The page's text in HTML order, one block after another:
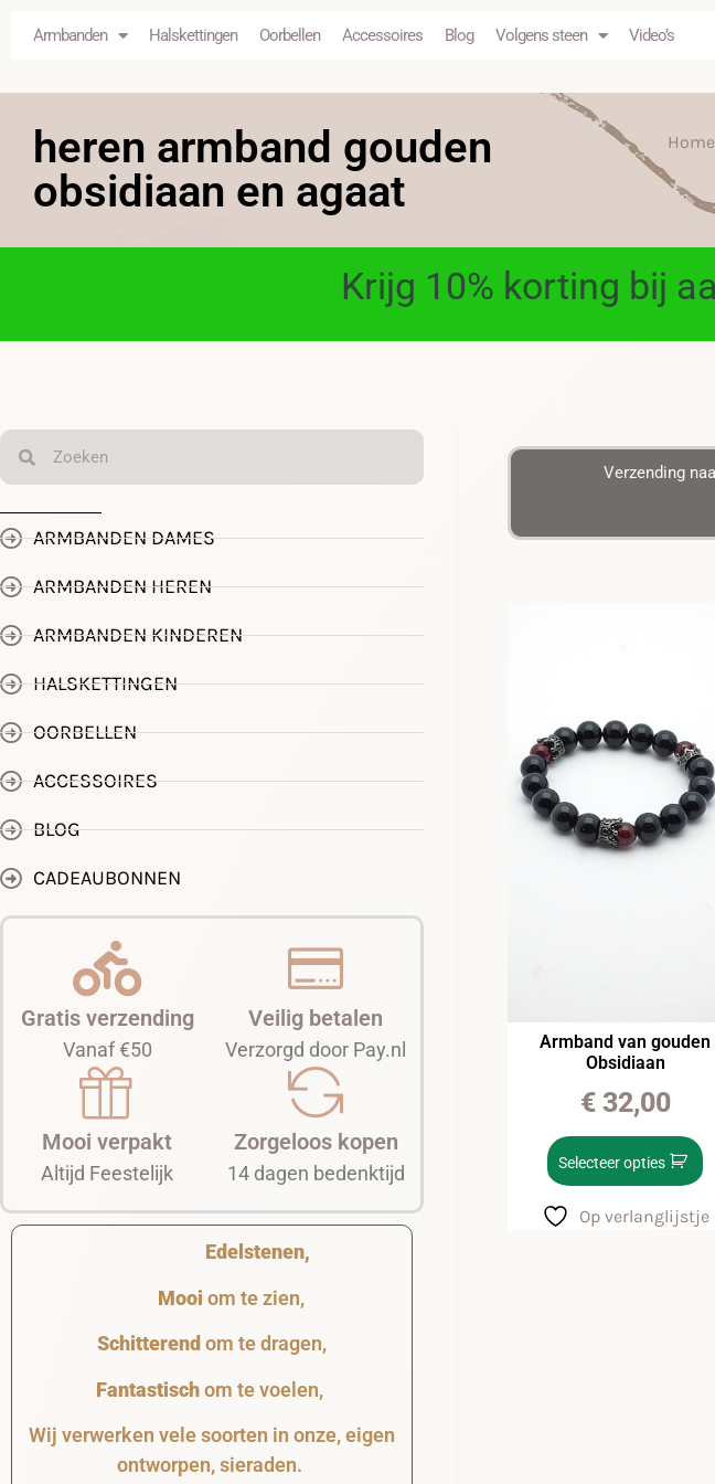
Armbanden Halskettingen Oorbellen Accessoires Blog Volgens steen Video’s
heren armband gouden
obsidiaan en agaat
Home
Krijg 10% korting bij
ARMBANDEN DAMES
ARMBANDEN HEREN
ARMBANDEN KINDEREN
HALSKETTINGEN
OORBELLEN
ACCESSOIRES
BLOG
CADEAUBONNEN
Gratis verzending
Vanaf €50
Mooi verpakt
Altijd Feestelijk
Veilig betalen
Verzorgd door Pay.nl
Zorgeloos kopen
14 dagen bedenktijd
Edelstenen,
Mooi om te zien,
Schitterend om te dragen,
Fantastischom te voelen,
Wij verwerken vele soorten in onze, eigen
ontworpen, sieraden.
Verzending
Armband van gouden
Obsidiaan
€32,00
Selecteer opties
Op verlanglijstje